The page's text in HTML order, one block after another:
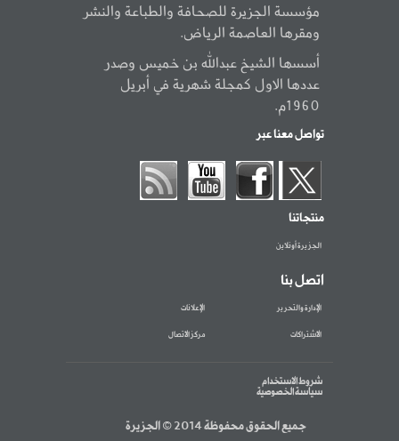
مؤسسة الجزيرة للصحافة والطباعة والنشر
ومقرها العاصمة الرياض.
أسسها الشيخ عبدالله بن خميس وصدر
عددها الاول كمجلة شهرية في أبريل
1960م.
تواصل معنا عبر
منتجاتنا
الجزيرة أونلاين
اتصل بنا
الإدارة والتحرير الإعلانات
الاشتراكات مركز الاتصال
شروط الاستخدام
سياسة الخصوصية
جميع الحقوق محفوظة 2014 © الجزيرة